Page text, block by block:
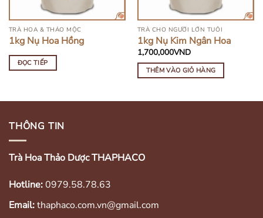
TRÀ HOA & THẢO MỘC
1kg Nụ Hoa Hồng
ĐỌC TIẾP
TRÀ CHO NGƯỜI LỚN TUỔI
1kg Nụ Kim Ngân Hoa
1,700,000VND
THÊM VÀO GIỎ HÀNG
THÔNG TIN
Trà Hoa Thảo Dược THAPHACO
Hotline:0979.58.78.63
Email:thaphaco.com.vn@gmail.com